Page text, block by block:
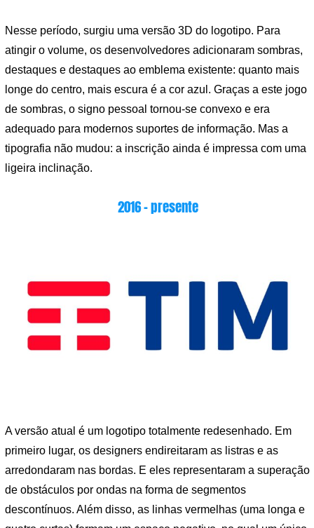
Nesse período, surgiu uma versão 3D do logotipo. Para
atingir o volume, os desenvolvedores adicionaram sombras,
destaques e destaques ao emblema existente: quanto mais
longe do centro, mais escura é a cor azul. Graças a este jogo
de sombras, o signo pessoal tornou-se convexo e era
adequado para modernos suportes de informação. Mas a
tipografia não mudou: a inscrição ainda é impressa com uma
ligeira inclinação.
2016 – presente
A versão atual é um logotipo totalmente redesenhado. Em
primeiro lugar, os designers endireitaram as listras e as
arredondaram nas bordas. E eles representaram a superação
de obstáculos por ondas na forma de segmentos
descontínuos. Além disso, as linhas vermelhas (uma longa e